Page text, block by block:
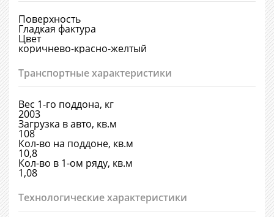
Поверхность
Гладкая фактура
Цвет
коричнево-красно-желтый
Транспортные характеристики
Вес 1-го поддона, кг
2003
Загрузка в авто, кв.м
108
Кол-во на поддоне, кв.м
10,8
Кол-во в 1-ом ряду, кв.м
1,08
Технологические характеристики